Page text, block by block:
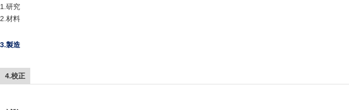
1.研究
2.材料
3.製造
4.校正